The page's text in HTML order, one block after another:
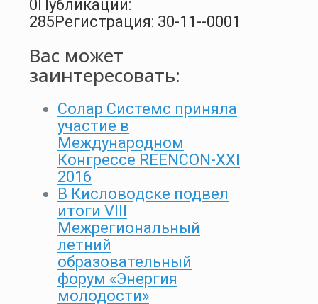
0 Публикации:
285Регистрация: 30-11--0001
Вас может
заинтересовать:
Солар Системс приняла
участие в
Международном
Конгрессе REENCON-XXI
2016
В Кисловодске подвел
итоги VIII
Межрегиональный
летний
образовательный
форум «Энергия
молодости»